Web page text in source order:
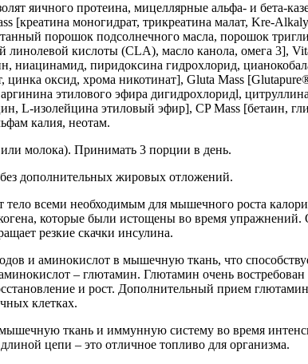
яичного протеина, мицеллярные альфа- и бета-
[креатина моногидрат, трикреатина малат, Kre-
порошок подсолнечного масла, порошок
кислоты (CLA), масло канола, омега 3],
ниацинамид, пиридоксина гидрохлорид,
оксид, хрома никотинат], Gluta Mass
этилового эфира дигидрохлоридl,
изолейцина этиловый эфир], CP Mass [бетаин,
калия, неотам.
молока). Принимать 3 порции в день.
дополнительных жировых отложений.
всеми необходимым для мышечного роста
которые были истощены во время
резкие скачки инсулина.
и аминокислот в мышечную ткань, что
– глютамин. Глютамин очень
и рост. Дополнительный прием
клетках.
ткань и иммунную систему во время
цепи – это отличное топливо для организма.